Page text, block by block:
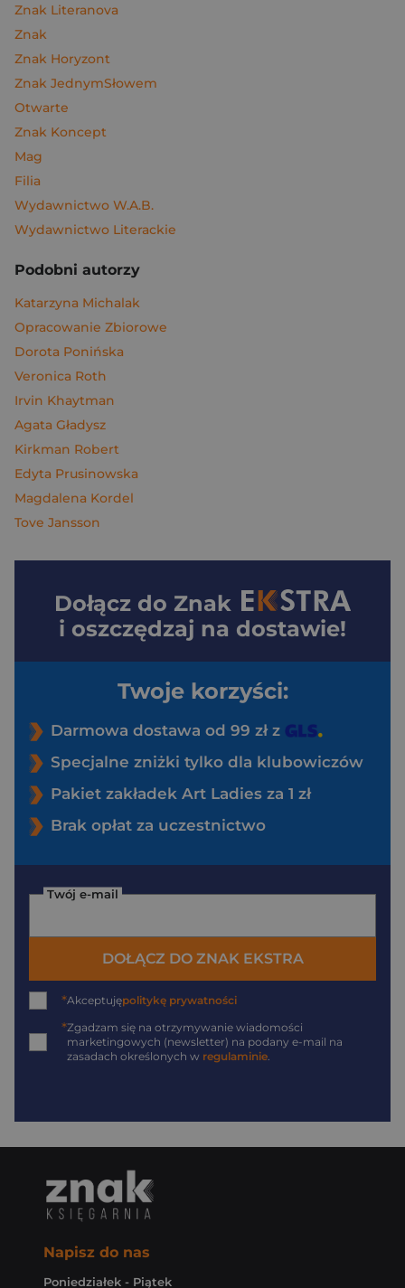
Znak Literanova
Znak
Znak Horyzont
Znak JednymSłowem
Otwarte
Znak Koncept
Mag
Filia
Wydawnictwo W.A.B.
Wydawnictwo Literackie
Podobni autorzy
Katarzyna Michalak
Opracowanie Zbiorowe
Dorota Ponińska
Veronica Roth
Irvin Khaytman
Agata Gładysz
Kirkman Robert
Edyta Prusinowska
Magdalena Kordel
Tove Jansson
Dołącz do Znak
i oszczędzaj na dostawie!
Twoje korzyści:
Darmowa dostawa od 99 zł z
Specjalne zniżki tylko dla klubowiczów
Pakiet zakładek Art Ladies za 1 zł
Brak opłat za uczestnictwo
Twój e-mail
DOŁĄCZ DO ZNAK EKSTRA
*Akceptujępolitykę prywatności
*Zgadzam się na otrzymywanie wiadomości
marketingowych (newsletter) na podany e-mail na
zasadach określonych w regulaminie.
Napisz do nas
Poniedziałek - Piątek